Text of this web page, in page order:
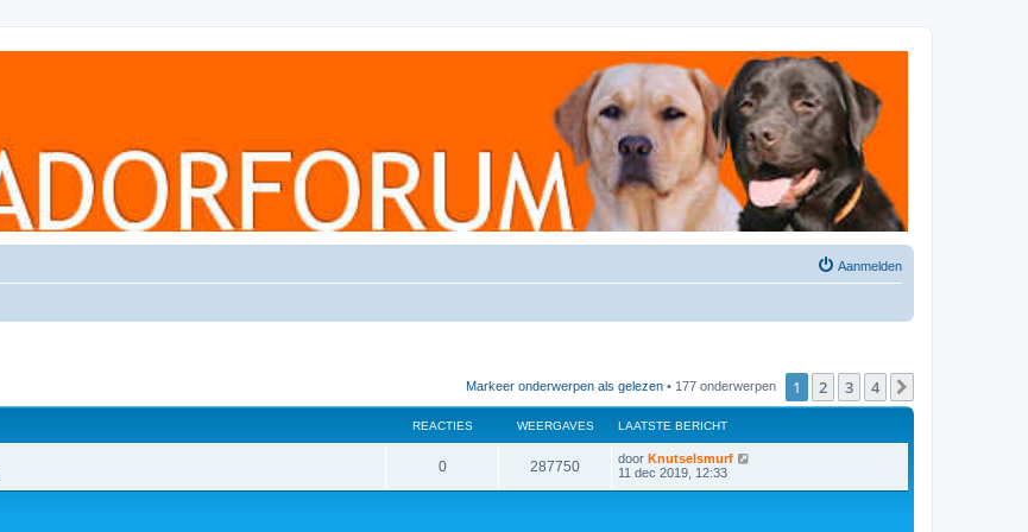
Aanmelden
Markeer onderwerpen als gelezen • 177 onderwerpen 1 2 3 4
REACTIES WEERGAVES LAATSTE BERICHT
0 287750 door Knutselsmurf
11 dec 2019, 12:33